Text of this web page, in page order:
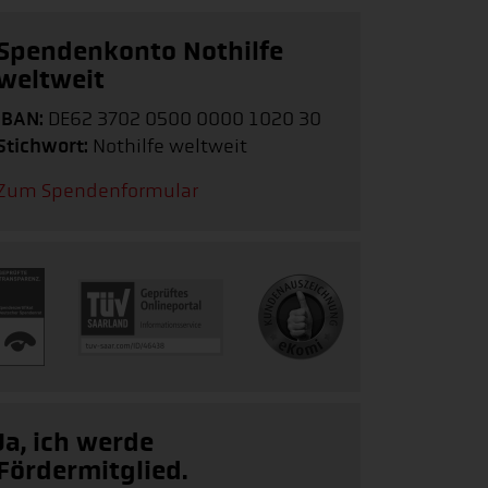
Nothilfe
DE62 3702 0500 0000 1020 30
Nothilfe weltweit
Spendenformular
ich werde